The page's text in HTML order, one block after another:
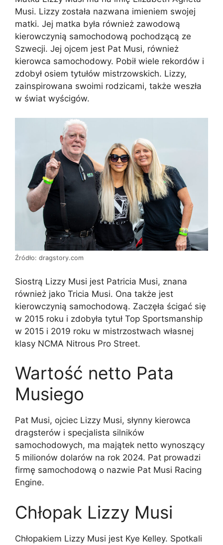
Musi. Lizzy została nazwana imieniem swojej
matki. Jej matka była również zawodową
kierowczynią samochodową pochodzącą ze
Szwecji. Jej ojcem jest Pat Musi, również
kierowca samochodowy. Pobił wiele rekordów i
zdobył osiem tytułów mistrzowskich. Lizzy,
zainspirowana swoimi rodzicami, także weszła
w świat wyścigów.
Źródło: dragstory.com
Siostrą Lizzy Musi jest Patricia Musi, znana
również jako Tricia Musi. Ona także jest
kierowczynią samochodową. Zaczęła ścigać się
w 2015 roku i zdobyła tytuł Top Sportsmanship
w 2015 i 2019 roku w mistrzostwach własnej
klasy NCMA Nitrous Pro Street.
Wartość netto Pata
Musiego
Pat Musi, ojciec Lizzy Musi, słynny kierowca
dragsterów i specjalista silników
samochodowych, ma majątek netto wynoszący
5 milionów dolarów na rok 2024. Pat prowadzi
firmę samochodową o nazwie Pat Musi Racing
Engine.
Chłopak Lizzy Musi
Chłopakiem Lizzy Musi jest Kye Kelley. Spotkali